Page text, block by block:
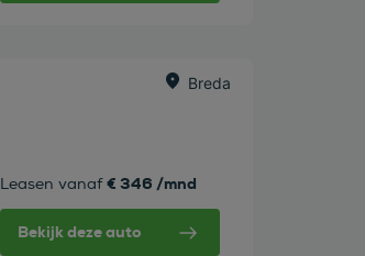
Breda
Leasen vanaf € 346 /mnd
Bekijk deze auto